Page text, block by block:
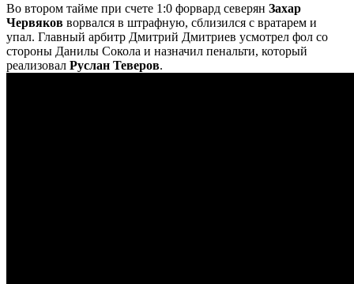
Во втором тайме при счете 1:0 форвард северян Захар
Червяков ворвался в штрафную, сблизился с вратарем и
упал. Главный арбитр Дмитрий Дмитриев усмотрел фол со
стороны Данилы Сокола и назначил пенальти, который
реализовал Руслан Теверов.